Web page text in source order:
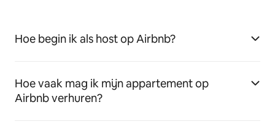
Hoe begin ik als host op Airbnb?
Hoe vaak mag ik mijn appartement op
Airbnb verhuren?